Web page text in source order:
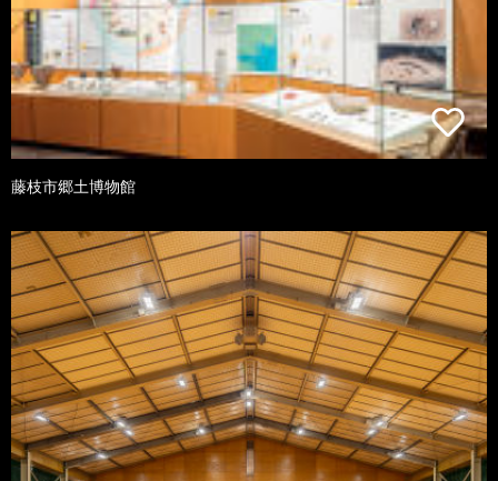
藤枝市郷土博物館